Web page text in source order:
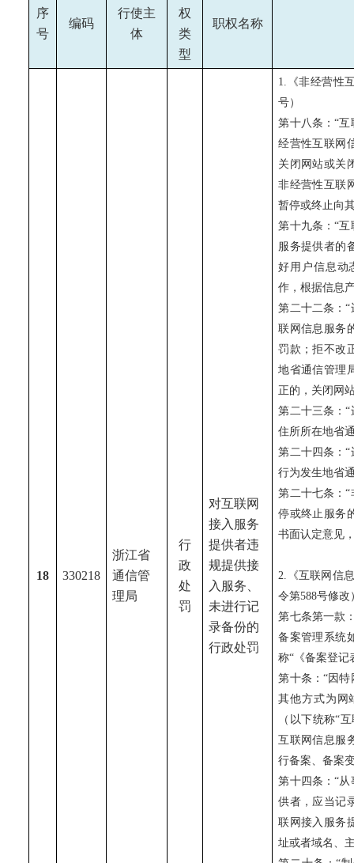
序
号
编码
行使主
体
权
类
型
职权名称
18 330218
浙江省
通信管
理局
行
政
处
罚
对互联网
接入服务
提供者违
规提供接
入服务、
未进行记
录备份的
行政处罚
1.《非经营性
号）
第十八条：“
经营性互联网
关闭网站或关
非经营性互联
暂停或终止向
第十九条：“
服务提供者的
好用户信息动
作，根据信息
第二十二条：
联网信息服务
罚款；拒不改
地省通信管理
正的，关闭网
第二十三条：
住所所在地省
第二十四条：
行为发生地省
第二十七条：
停或终止服务
书面认定意见
2.《互联网信
令第588号修改
第七条第一款
备案管理系统
称“《备案登记
第十条：“因
其他方式为网
（以下统称“
互联网信息服
行备案、备案
第十四条：“
供者，应当记
联网接入服务
址或者域名、